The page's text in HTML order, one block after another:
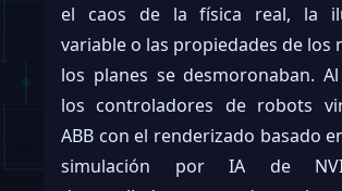
el caos de la física real, la
variable o las propiedades de los
los planes se desmoronaban.
los controladores de robots
ABB con el renderizado basado
simulación por IA de